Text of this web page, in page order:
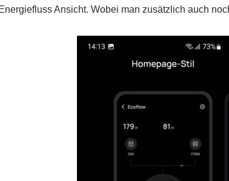
Ansicht. Wobei man zusätzlich auch